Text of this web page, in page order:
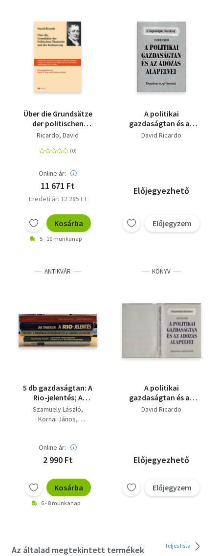
Über die Grundsätze
der politischen
Ökonomie und der
Ricardo, David
Online ár:
11 671 Ft
Eredeti ár: 12 285 Ft
Kosárba
5 - 10 munkanap
A politikai
gazdaságtan és az
adózás alapelvei (A
David Ricardo
Előjegyezhető
Előjegyzem
ANTIKVÁR
5 db gazdaságtan: A
Rio-jelentés; A
politikai gazdaságtan
és az adózás alapelvei;
mechanizmusok;
Indulatos röpirat a
gazdasági átmenet
élet: Armand Hammer
rendkívüli története
Szamuely László
Kornai János
Bob Considine
Online ár:
2 990 Ft
Kosárba
6 - 8 munkanap
KÖNYV
A politikai
gazdaságtan és az
adózás alapelvei (A
David Ricardo
Előjegyezhető
Előjegyzem
Az általad megtekintett termékek Teljes lista